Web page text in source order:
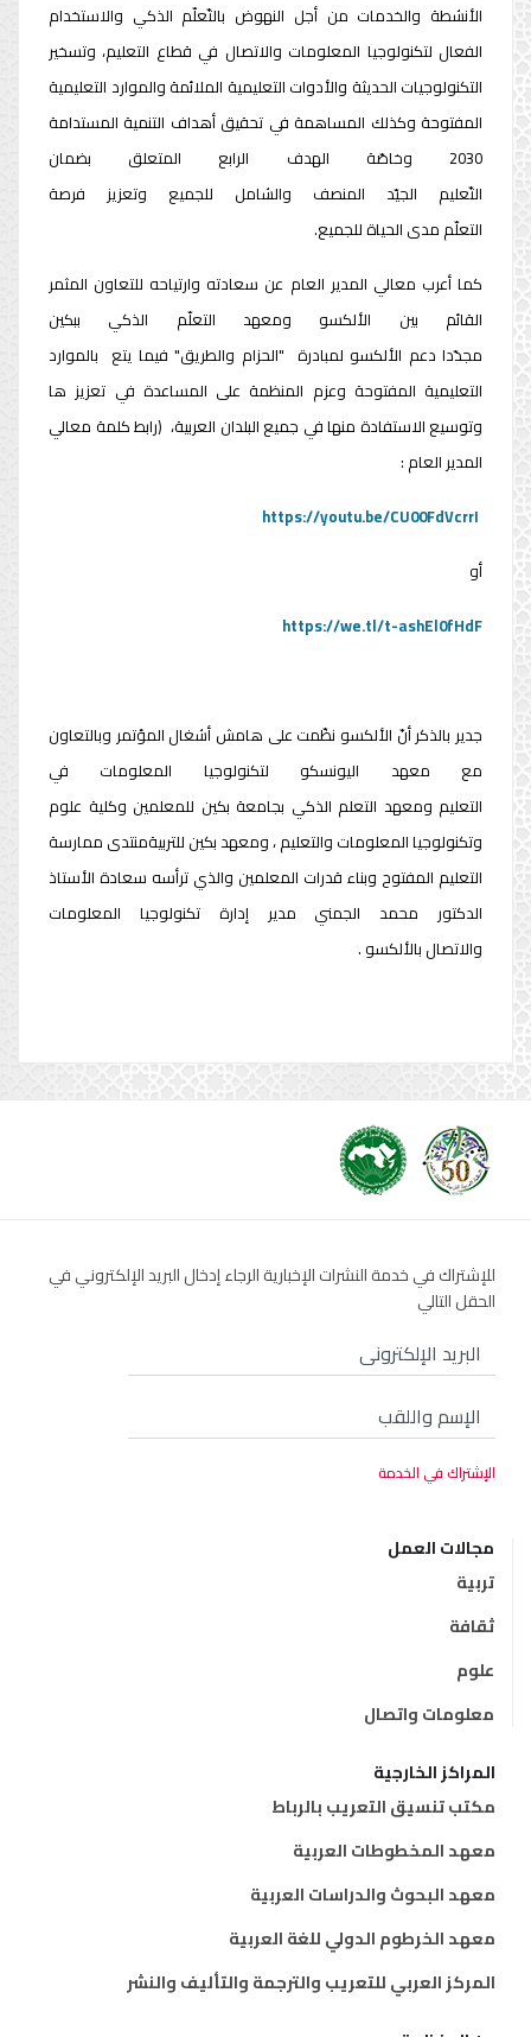
الأنشطة والخدمات من أجل النهوض بالتّعلّم الذكي والاستخدام
الفعال لتكنولوجيا المعلومات والاتصال في قطاع التعليم، وتسخير
التكنولوجيات الحديثة والأدوات التعليمية الملائمة والموارد التعليمية
المفتوحة وكذلك المساهمة في تحقيق أهداف التنمية المستدامة
2030 وخاصّة الهدف الرابع المتعلق بضمان
التّعليم الجيّد المنصف والشامل للجميع وتعزيز فرصة
التعلّم مدى الحياة للجميع.
كما أعرب معالي المدير العام عن سعادته وارتياحه للتعاون المثمر
القائم بين الألكسو ومعهد التعلّم الذكي ببكين
مجدّدا دعم الألكسو لمبادرة "الحزام والطريق" فيما يتع بالموارد
التعليمية المفتوحة وعزم المنظمة على المساعدة في تعزيز ها
وتوسيع الاستفادة منها في جميع البلدان العربية، (رابط كلمة معالي
المدير العام :
https://youtu.be/CU00FdVcrrI
أو
https://we.tl/t-ashEl0fHdF
جدير بالذكر أنّ الألكسو نظّمت على هامش أشغال المؤتمر وبالتعاون
مع معهد اليونسكو لتكنولوجيا المعلومات في
التعليم ومعهد التعلم الذكي بجامعة بكين للمعلمين وكلية علوم
وتكنولوجيا المعلومات والتعليم ، ومعهد بكين للتربيةمنتدى ممارسة
التعليم المفتوح وبناء قدرات المعلمين والذي ترأسه سعادة الأستاذ
الدكتور محمد الجمني مدير إدارة تكنولوجيا المعلومات
والاتصال بالألكسو .
للإشتراك في خدمة النشرات الإخبارية الرجاء إدخال البريد الإلكتروني في
الحقل التالي
مجالات العمل
تربية
ثقافة
علوم
معلومات واتصال
المراكز الخارجية
مكتب تنسيق التعريب بالرباط
معهد المخطوطات العربية
معهد البحوث والدراسات العربية
معهد الخرطوم الدولي للغة العربية
المركز العربي للتعريب والترجمة والتأليف والنشر